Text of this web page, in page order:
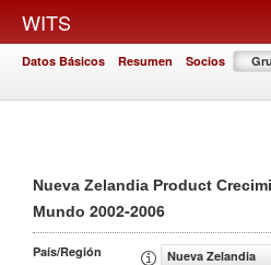
WITS
Datos Básicos Resumen Socios
Nueva Zelandia Product
Mundo 2002-2006
País/Región
Nueva Zelandia